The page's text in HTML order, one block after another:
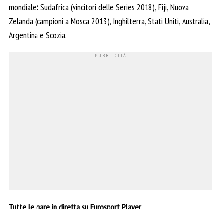
mondiale:Sudafrica (vincitori delle Series 2018), Fiji, Nuova
Zelanda (campioni a Mosca 2013), Inghilterra, Stati Uniti, Australia,
Argentina e Scozia.